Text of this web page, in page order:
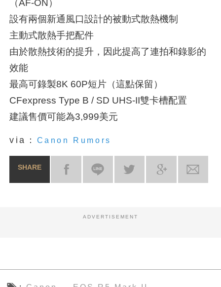
（AF-ON）
設有兩個新通風口設計的被動式散熱機制
主動式散熱手把配件
由於散熱技術的提升，因此提高了連拍和錄影的
效能
最高可錄製8K 60P短片（這點保留）
CFexpress Type B / SD UHS-II雙卡槽配置
建議售價可能為3,999美元
via： Canon Rumors
SHARE
ADVERTISEMENT